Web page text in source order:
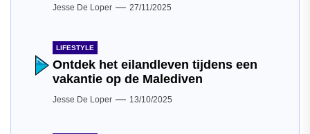
Jesse De Loper 27/11/2025
LIFESTYLE
Ontdek het eilandleven tijdens een
vakantie op de Malediven
Jesse De Loper 13/10/2025